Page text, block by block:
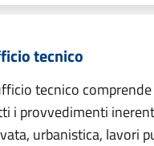
tecnico
tecnico
i provvedimenti
urbanistica, lavori